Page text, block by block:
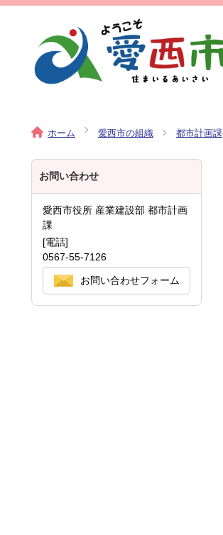
ホーム 愛西市の組織 都市計画課
お問い合わせ
愛西市役所 産業建設部 都市計画
課
[電話]
0567-55-7126
お問い合わせフォーム